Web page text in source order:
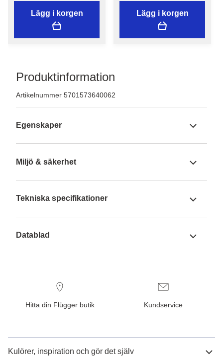
Lägg i korgen Lägg i korgen
Produktinformation
Artikelnummer 5701573640062
Egenskaper
Miljö & säkerhet
Tekniska specifikationer
Datablad
Hitta din Flügger butik Kundservice
Kulörer, inspiration och gör det själv